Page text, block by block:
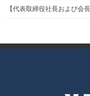
【代表取締役社長および会